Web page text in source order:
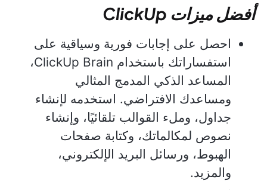
أفضل ميزات ClickUp
احصل على إجابات فورية وسياقية على
استفساراتك باستخدام ClickUp Brain،
المساعد الذكي المدمج المثالي
ومساعدك الافتراضي. استخدمه لإنشاء
جداول، وملء القوالب تلقائيًا، وإنشاء
نصوص لمكالماتك، وكتابة صفحات
الهبوط، ورسائل البريد الإلكتروني،
والمزيد.